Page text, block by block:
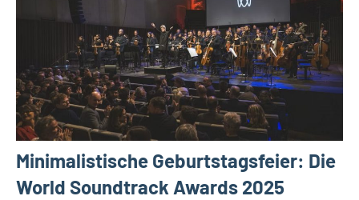
Minimalistische Geburtstagsfeier: Die
World Soundtrack Awards 2025